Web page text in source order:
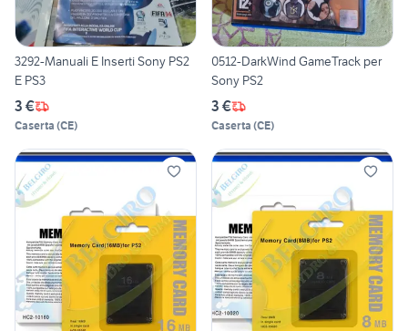
3292-Manuali E Inserti Sony PS2
E PS3
3 €
Caserta (CE)
0512-DarkWind GameTrack per
Sony PS2
3 €
Caserta (CE)